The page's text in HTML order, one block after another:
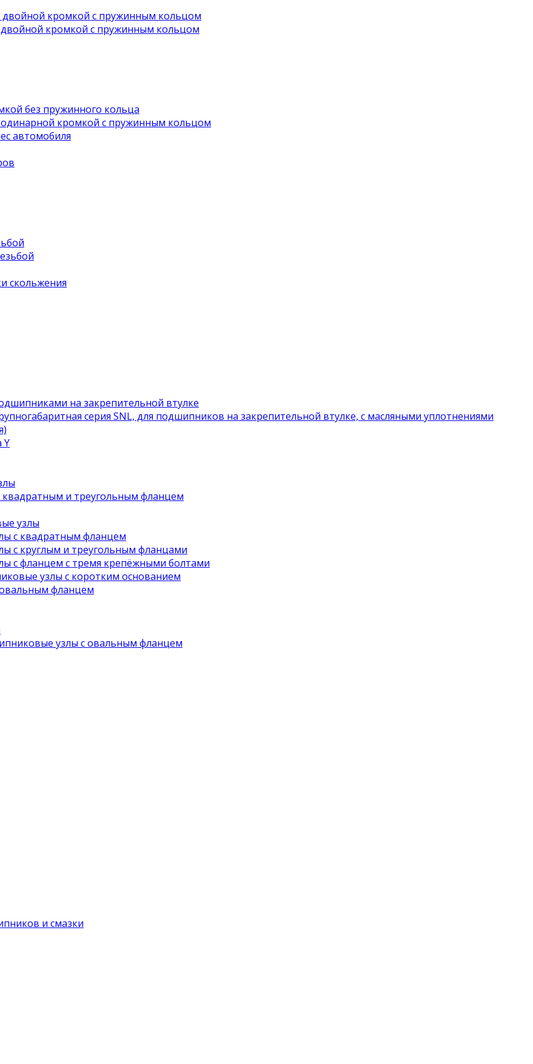
двойной кромкой с пружинным кольцом
двойной кромкой с пружинным кольцом
без пружинного кольца
одинарной кромкой с пружинным кольцом
автомобиля
скольжения
на закрепительной втулке
серия SNL, для подшипников на закрепительной втулке, с масляными уплотнениями
Y
и треугольным фланцем
узлы
с квадратным фланцем
с круглым и треугольным фланцами
с фланцем с тремя крепёжными болтами
узлы с коротким основанием
фланцем
узлы с овальным фланцем
и смазки